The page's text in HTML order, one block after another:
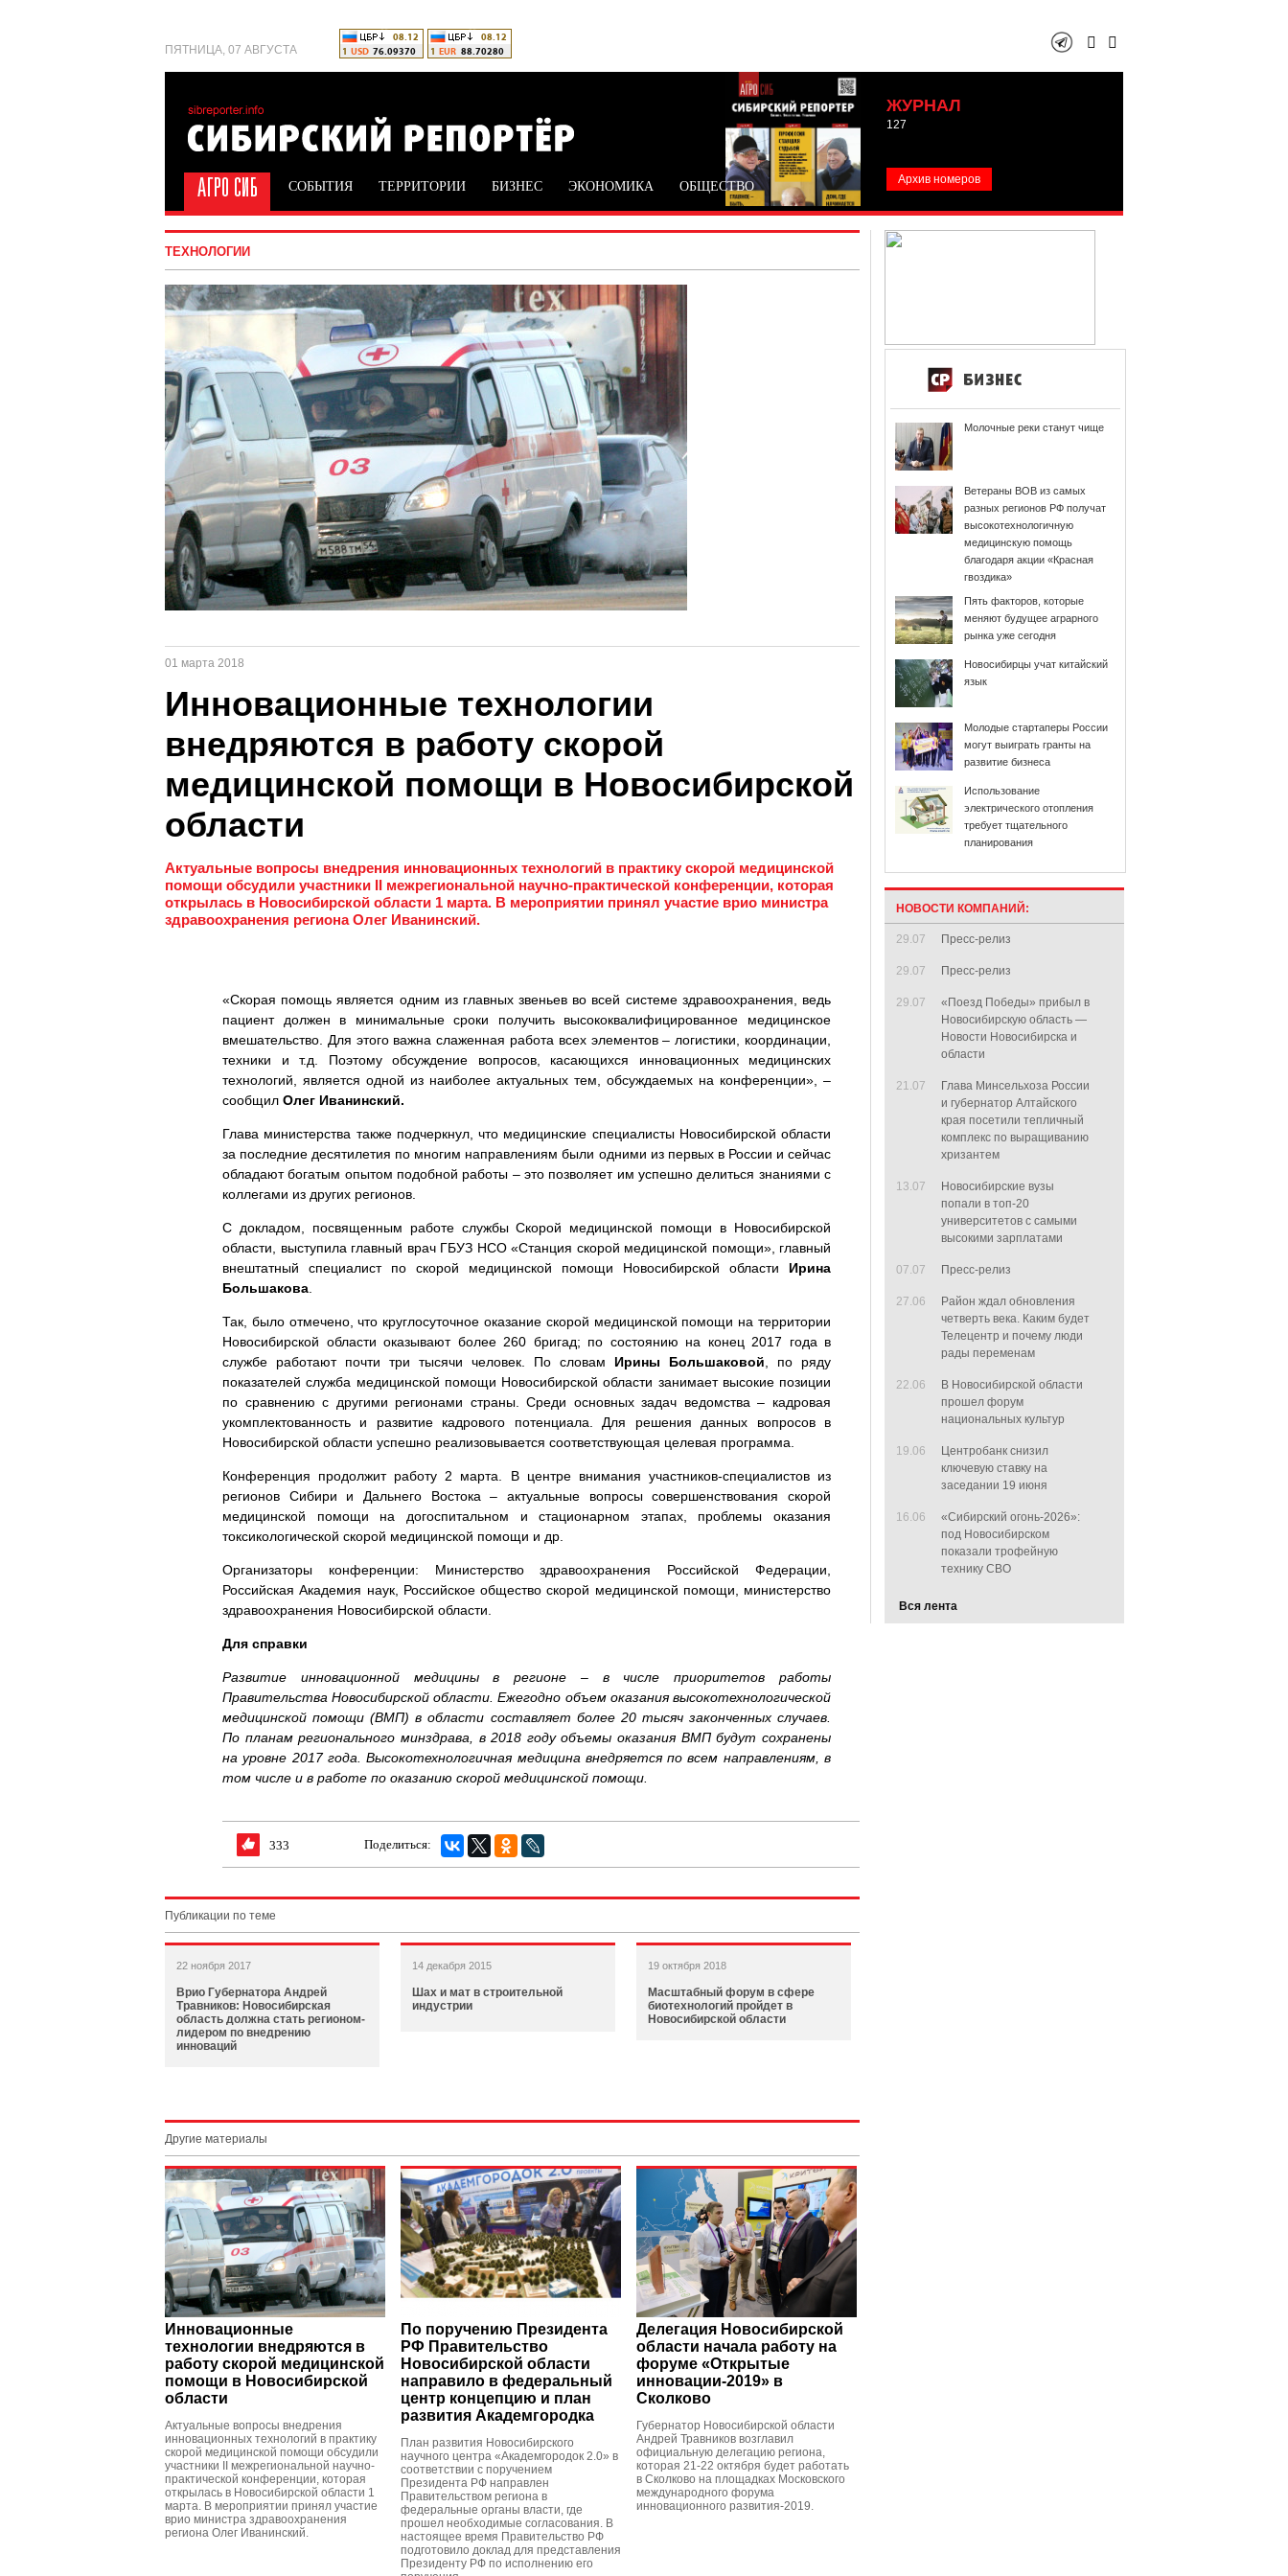
ПЯТНИЦА, 07 АВГУСТА
ЖУРНАЛ
127
Архив номеров
СОБЫТИЯ ТЕРРИТОРИИ БИЗНЕС ЭКОНОМИКА ОБЩЕСТВО
ТЕХНОЛОГИИ
01 марта 2018
Инновационные технологии
внедряются в работу скорой
медицинской помощи в Новосибирской
области
Актуальные вопросы внедрения инновационных технологий в практику скорой медицинской
помощи обсудили участники II межрегиональной научно-практической конференции, которая
открылась в Новосибирской области 1 марта. В мероприятии принял участие врио министра
здравоохранения региона Олег Иванинский.
«Скорая помощь является одним из главных звеньев во всей системе здравоохранения, ведь
пациент должен в минимальные сроки получить высококвалифицированное медицинское
вмешательство. Для этого важна слаженная работа всех элементов – логистики, координации,
техники и т.д. Поэтому обсуждение вопросов, касающихся инновационных медицинских
технологий, является одной из наиболее актуальных тем, обсуждаемых на конференции», –
сообщил Олег Иванинский.
Глава министерства также подчеркнул, что медицинские специалисты Новосибирской области
за последние десятилетия по многим направлениям были одними из первых в России и сейчас
обладают богатым опытом подобной работы – это позволяет им успешно делиться знаниями с
коллегами из других регионов.
С докладом, посвященным работе службы Скорой медицинской помощи в Новосибирской
области, выступила главный врач ГБУЗ НСО «Станция скорой медицинской помощи», главный
внештатный специалист по скорой медицинской помощи Новосибирской области Ирина
Большакова
Так, было отмечено, что круглосуточное оказание скорой медицинской помощи на территории
Новосибирской области оказывают более 260 бригад; по состоянию на конец 2017 года в
службе работают почти три тысячи человек. По словам Ирины Большаковой , по ряду
показателей служба медицинской помощи Новосибирской области занимает высокие позиции
по сравнению с другими регионами страны. Среди основных задач ведомства – кадровая
укомплектованность и развитие кадрового потенциала. Для решения данных вопросов в
Новосибирской области успешно реализовывается соответствующая целевая программа.
Конференция продолжит работу 2 марта. В центре внимания участников-специалистов из
регионов Сибири и Дальнего Востока – актуальные вопросы совершенствования скорой
медицинской помощи на догоспитальном и стационарном этапах, проблемы оказания
токсикологической скорой медицинской помощи и др.
Организаторы конференции: Министерство здравоохранения Российской Федерации,
Российская Академия наук, Российское общество скорой медицинской помощи, министерство
здравоохранения Новосибирской области.
Для справки
Развитие инновационной медицины в регионе – в числе приоритетов работы
Правительства Новосибирской области. Ежегодно объем оказания высокотехнологической
медицинской помощи (ВМП) в области составляет более 20 тысяч законченных случаев.
По планам регионального минздрава, в 2018 году объемы оказания ВМП будут сохранены
на уровне 2017 года. Высокотехнологичная медицина внедряется по всем направлениям, в
том числе и в работе по оказанию скорой медицинской помощи.
333 Поделиться:
Публикации по теме
22 ноября 2017
Врио Губернатора Андрей
Травников: Новосибирская
область должна стать регионом-
лидером по внедрению
инноваций
14 декабря 2015
Шах и мат в строительной
индустрии
19 октября 2018
Масштабный форум в сфере
биотехнологий пройдет в
Новосибирской области
Другие материалы
Инновационные
технологии внедряются в
работу скорой медицинской
помощи в Новосибирской
области
Актуальные вопросы внедрения
инновационных технологий в практику
скорой медицинской помощи обсудили
участники II межрегиональной научно-
практической конференции, которая
открылась в Новосибирской области 1
марта. В мероприятии принял участие
врио министра здравоохранения
региона Олег Иванинский.
По поручению Президента
РФ Правительство
Новосибирской области
направило в федеральный
центр концепцию и план
развития Академгородка
План развития Новосибирского
научного центра «Академгородок 2.0» в
соответствии с поручением
Президента РФ направлен
Правительством региона в
федеральные органы власти, где
прошел необходимые согласования. В
настоящее время Правительство РФ
подготовило доклад для представления
Президенту РФ по исполнению его
Делегация Новосибирской
области начала работу на
форуме «Открытые
инновации-2019» в
Сколково
Губернатор Новосибирской области
Андрей Травников возглавил
официальную делегацию региона,
которая 21-22 октября будет работать
в Сколково на площадках Московского
международного форума
инновационного развития-2019.
Молочные реки станут чище
Ветераны ВОВ из самых
разных регионов РФ получат
высокотехнологичную
медицинскую помощь
благодаря акции «Красная
гвоздика»
Пять факторов, которые
меняют будущее аграрного
рынка уже сегодня
Новосибирцы учат китайский
язык
Молодые стартаперы России
могут выиграть гранты на
развитие бизнеса
Использование
электрического отопления
требует тщательного
планирования
НОВОСТИ КОМПАНИЙ:
29.07 Пресс-релиз
29.07 Пресс-релиз
29.07
«Поезд Победы» прибыл в
Новосибирскую область —
Новости Новосибирска и
области
21.07
Глава Минсельхоза России
и губернатор Алтайского
края посетили тепличный
комплекс по выращиванию
хризантем
13.07
Новосибирские вузы
попали в топ-20
университетов с самыми
высокими зарплатами
07.07 Пресс-релиз
27.06
Район ждал обновления
четверть века. Каким будет
Телецентр и почему люди
рады переменам
22.06
В Новосибирской области
прошел форум
национальных культур
19.06
Центробанк снизил
ключевую ставку на
заседании 19 июня
16.06
«Сибирский огонь-2026»:
под Новосибирском
показали трофейную
технику СВО
Вся лента